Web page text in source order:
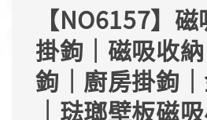
【NO6157】
掛鉤｜磁吸收
鉤｜廚房掛鉤
｜琺瑯壁板磁